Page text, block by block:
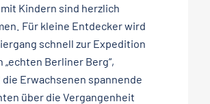
Kindern sind herzlich
Für kleine Entdecker wird
schnell zur Expedition
„echten Berliner Berg“,
Erwachsenen spannende
über die Vergangenheit